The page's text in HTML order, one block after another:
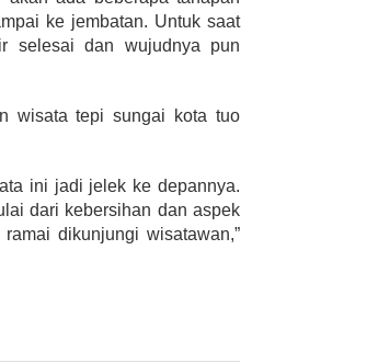
ke jembatan. Untuk saat
selesai dan wujudnya pun
wisata tepi sungai kota tuo
ini jadi jelek ke depannya.
dari kebersihan dan aspek
dikunjungi wisatawan,”